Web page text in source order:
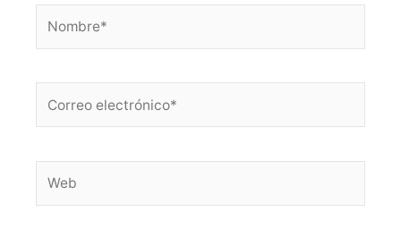
electrónico*